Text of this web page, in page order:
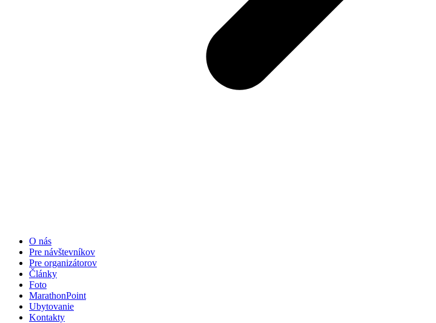
O nás
Pre návštevníkov
Pre organizátorov
Články
Foto
MarathonPoint
Ubytovanie
Kontakty